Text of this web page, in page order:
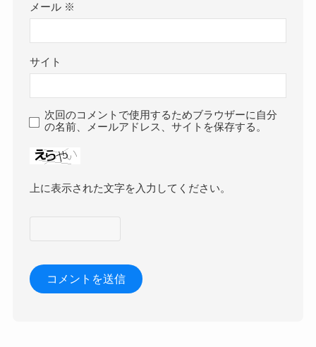
メール ※
サイト
次回のコメントで使用するためブラウザーに自分
の名前、メールアドレス、サイトを保存する。
上に表示された文字を入力してください。